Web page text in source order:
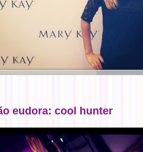
eudora: cool hunter